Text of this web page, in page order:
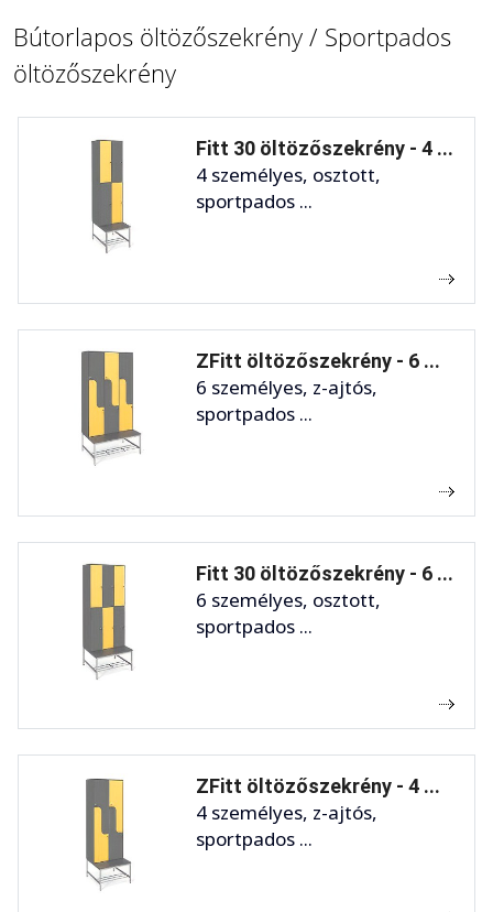
Bútorlapos öltözőszekrény / Sportpados
öltözőszekrény
Fitt 30 öltözőszekrény - 4 ...
4 személyes, osztott,
sportpados ...
ZFitt öltözőszekrény - 6 ...
6 személyes, z-ajtós,
sportpados ...
Fitt 30 öltözőszekrény - 6 ...
6 személyes, osztott,
sportpados ...
ZFitt öltözőszekrény - 4 ...
4 személyes, z-ajtós,
sportpados ...